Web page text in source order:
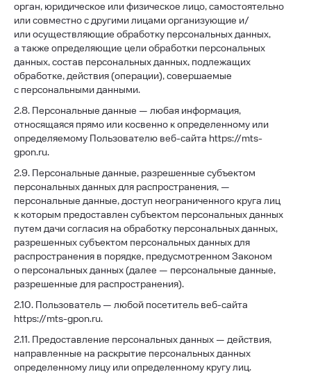
орган, юридическое или физическое лицо, самостоятельно
или совместно с другими лицами организующие и/
или осуществляющие обработку персональных данных,
а также определяющие цели обработки персональных
данных, состав персональных данных, подлежащих
обработке, действия (операции), совершаемые
с персональными данными.
2.8. Персональные данные — любая информация,
относящаяся прямо или косвенно к определенному или
определяемому Пользователю веб-сайта https://mts-
gpon.ru.
2.9. Персональные данные, разрешенные субъектом
персональных данных для распространения, —
персональные данные, доступ неограниченного круга лиц
к которым предоставлен субъектом персональных данных
путем дачи согласия на обработку персональных данных,
разрешенных субъектом персональных данных для
распространения в порядке, предусмотренном Законом
о персональных данных (далее — персональные данные,
разрешенные для распространения).
2.10. Пользователь — любой посетитель веб-сайта
https://mts-gpon.ru.
2.11. Предоставление персональных данных — действия,
направленные на раскрытие персональных данных
определенному лицу или определенному кругу лиц.